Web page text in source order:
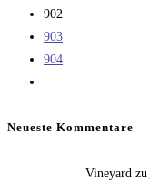
902
903
904
Seite
Neueste Kommentare
Vineyard zu